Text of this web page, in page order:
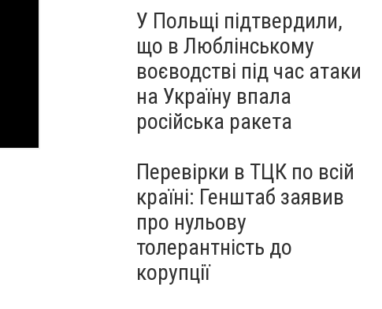
У Польщі підтвердили,
що в Люблінському
воєводстві під час атаки
на Україну впала
російська ракета
Перевірки в ТЦК по всій
країні: Генштаб заявив
про нульову
толерантність до
корупції